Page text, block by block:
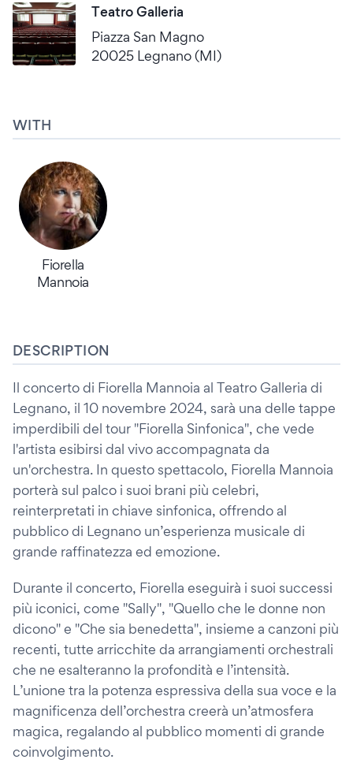
Teatro Galleria
Piazza San Magno
20025 Legnano (MI)
WITH
Fiorella
Mannoia
DESCRIPTION
Il concerto di Fiorella Mannoia al Teatro Galleria di
Legnano, il 10 novembre 2024, sarà una delle tappe
imperdibili del tour "Fiorella Sinfonica", che vede
l'artista esibirsi dal vivo accompagnata da
un'orchestra. In questo spettacolo, Fiorella Mannoia
porterà sul palco i suoi brani più celebri,
reinterpretati in chiave sinfonica, offrendo al
pubblico di Legnano un’esperienza musicale di
grande raffinatezza ed emozione.
Durante il concerto, Fiorella eseguirà i suoi successi
più iconici, come "Sally", "Quello che le donne non
dicono" e "Che sia benedetta", insieme a canzoni più
recenti, tutte arricchite da arrangiamenti orchestrali
che ne esalteranno la profondità e l’intensità.
L’unione tra la potenza espressiva della sua voce e la
magnificenza dell’orchestra creerà un’atmosfera
magica, regalando al pubblico momenti di grande
coinvolgimento.